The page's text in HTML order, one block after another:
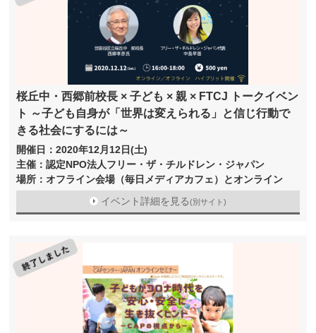
桜丘中・西郷前校長 × 子ども × 親 × FTCJ トークイベン
ト ～子ども自身が「世界は変えられる」と信じ行動で
きる社会にするには～
開催日：2020年12月12日(土)
主催：認定NPO法人フリー・ザ・チルドレン・ジャパン
場所：オフライン会場（毎日メディアカフェ）とオンライン
イベント詳細を見る(別サイト)